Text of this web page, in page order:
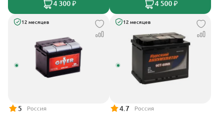
4 300 ₽ 4 500 ₽
12 месяцев
5 Россия
12 месяцев
4.7 Россия